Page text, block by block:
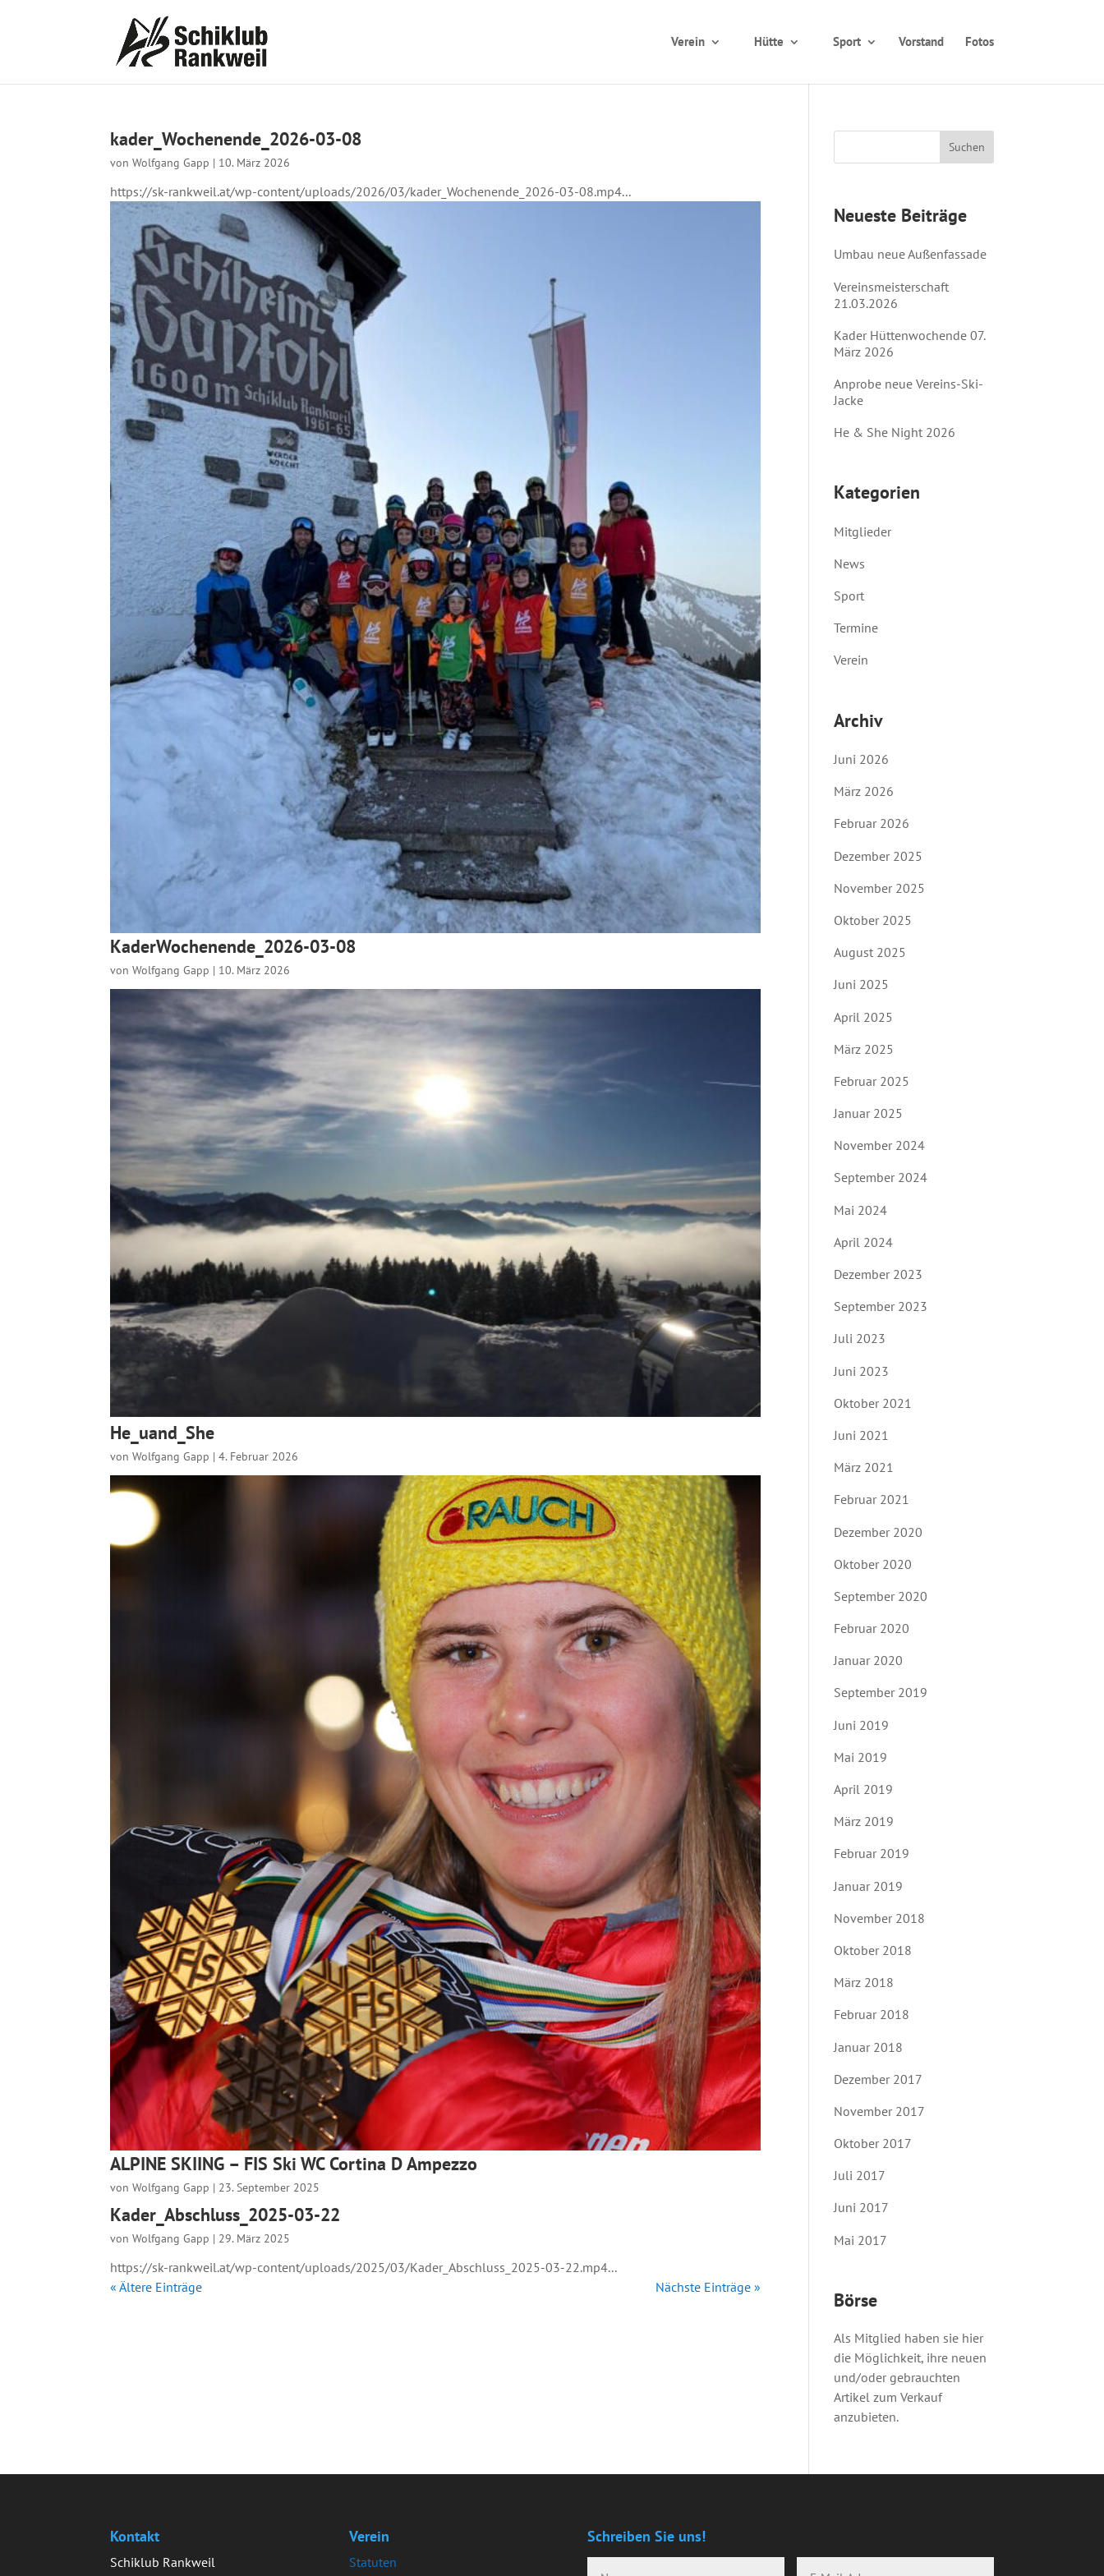
Verein Hütte Sport Vorstand Fotos
kader_Wochenende_2026-03-08
vonWolfgang Gapp | 10. März 2026
https://sk-rankweil.at/wp-content/uploads/2026/03/kader_Wochenende_2026-03-08.mp4...
KaderWochenende_2026-03-08
vonWolfgang Gapp | 10. März 2026
He_uand_She
vonWolfgang Gapp |4. Februar 2026
ALPINE SKIING – FIS Ski WC Cortina D Ampezzo
vonWolfgang Gapp | 23. September 2025
Kader_Abschluss_2025-03-22
vonWolfgang Gapp | 29. März 2025
https://sk-rankweil.at/wp-content/uploads/2025/03/Kader_Abschluss_2025-03-22.mp4...
« Ältere Einträge
Nächste Einträge »
Neueste Beiträge
Umbau neue Außenfassade
Vereinsmeisterschaft
21.03.2026
Kader Hüttenwochende 07.
März 2026
Anprobe neue Vereins-Ski-
Jacke
He & She Night 2026
Kategorien
Mitglieder
News
Sport
Termine
Verein
Archiv
Juni 2026
März 2026
Februar 2026
Dezember 2025
November 2025
Oktober 2025
August 2025
Juni 2025
April 2025
März 2025
Februar 2025
Januar 2025
November 2024
September 2024
Mai 2024
April 2024
Dezember 2023
September 2023
Juli 2023
Juni 2023
Oktober 2021
Juni 2021
März 2021
Februar 2021
Dezember 2020
Oktober 2020
September 2020
Februar 2020
Januar 2020
September 2019
Juni 2019
Mai 2019
April 2019
März 2019
Februar 2019
Januar 2019
November 2018
Oktober 2018
März 2018
Februar 2018
Januar 2018
Dezember 2017
November 2017
Oktober 2017
Juli 2017
Juni 2017
Mai 2017
Börse
Als Mitglied haben sie hier
die Möglichkeit, ihre neuen
und/oder gebrauchten
Artikel zum Verkauf
anzubieten.
Kontakt
Schiklub Rankweil
Verein
Statuten
Schreiben Sie uns!